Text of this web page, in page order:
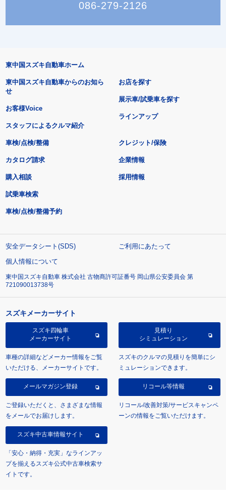
086-279-2126
東中国スズキ自動車ホーム
東中国スズキ自動車からのお知ら
せ
お客様Voice
スタッフによるクルマ紹介
お店を探す
展示車/試乗車を探す
ラインアップ
車検/点検/整備 クレジット/保険
カタログ請求
購入相談
試乗車検索
車検/点検/整備予約
企業情報
採用情報
安全データシート(SDS)
ご利用にあたって
個人情報について
東中国スズキ自動車 株式会社 古物商許可証番号 岡山県公安委員会 第
721090013738号
スズキメーカーサイト
スズキ四輪車
メーカーサイト
車種の詳細などメーカー情報をご覧
いただける、メーカーサイトです。
見積り
シミュレーション
スズキのクルマの見積りを簡単にシ
ミュレーションできます。
メールマガジン登録
ご登録いただくと、さまざまな情報
をメールでお届けします。
リコール等情報
リコール/改善対策/サービスキャンペ
ーンの情報をご覧いただけます。
スズキ中古車情報サイト
「安心・納得・充実」なラインアッ
プを揃えるスズキ公式中古車検索サ
イトです。